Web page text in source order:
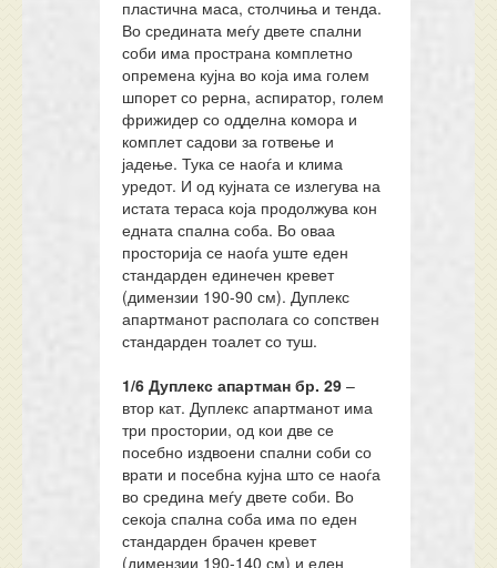
пластична маса, столчиња и тенда.
Во средината меѓу двете спални
соби има пространа комплетно
опремена кујна во која има голем
шпорет со рерна, аспиратор, голем
фрижидер со одделна комора и
комплет садови за готвење и
јадење. Тука се наоѓа и клима
уредот. И од кујната се излегува на
истата тераса која продолжува кон
едната спална соба. Во оваа
просторија се наоѓа уште еден
стандарден единечен кревет
(димензии 190-90 см). Дуплекс
апартманот располага со сопствен
стандарден тоалет со туш.
1/6 Дуплекс апартманбр.29 –
втор кат. Дуплекс апартманот има
три простории, од кои две се
посебно издвоени спални соби со
врати и посебна кујна што се наоѓа
во средина меѓу двете соби. Во
секоја спална соба има по еден
стандарден брачен кревет
(димензии 190-140 см) и еден